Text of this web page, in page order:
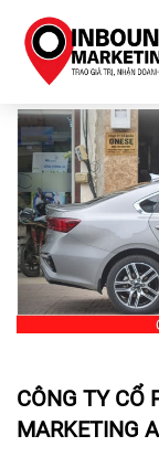
CÔNG TY CỔ
MARKETING